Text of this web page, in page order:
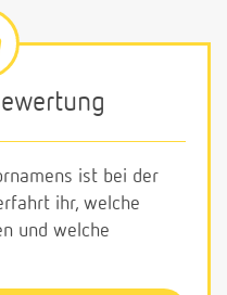
ist bei der
ihr, welche
und welche